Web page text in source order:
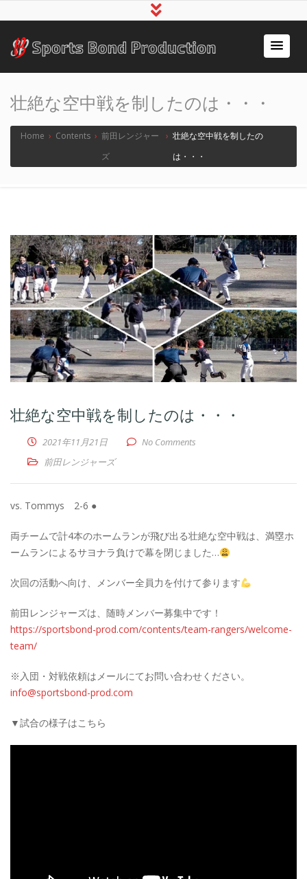
アスリート事務所スポ
壮絶な空中戦を制したのは・・・
Home › Contents › 前田レンジャー
ズ
›壮絶な空中戦を制したの
は・・・
壮絶な空中戦を制したのは・・・
2021年11月21日
No Comments
前田レンジャーズ
vs. Tommys 2-6 ●
両チームで計4本のホームランが飛び出る壮絶な空中戦は、満塁ホ
ームランによるサヨナラ負けで幕を閉じました…
次回の活動へ向け、メンバー全員力を付けて参ります
前田レンジャーズは、随時メンバー募集中です！
https://sportsbond-prod.com/contents/team-rangers/welcome-
team/
※入団・対戦依頼はメールにてお問い合わせください。
info@sportsbond-prod.com
▼試合の様子はこちら